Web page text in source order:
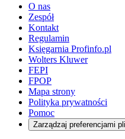
O nas
Zespół
Kontakt
Regulamin
Księgarnia Profinfo.pl
Wolters Kluwer
FEPI
FPOP
Mapa strony
Polityka prywatności
Pomoc
Zarządzaj preferencjami